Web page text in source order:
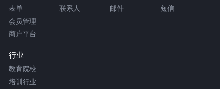
表单 联系人 邮件
短信
会员管理
商户平台
行业
教育院校
培训行业